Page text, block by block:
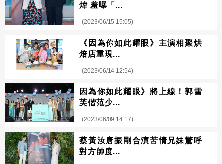
煒 羞曝「...
(2023/06/15 15:05)
《因為你如此耀眼》主演相聚烘
焙店重現...
(2023/06/14 12:54)
因為你如此耀眼》將上線！郭雪
芙偕范少...
(2023/06/09 14:17)
蔡黃汝唐振剛合演苦情兄妹驚呼
對方帥度...